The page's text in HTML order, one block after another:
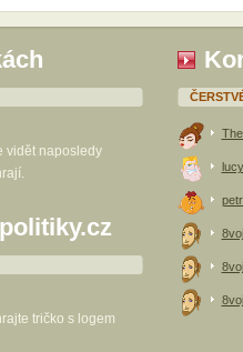
vidět naposledy
tričko s logem